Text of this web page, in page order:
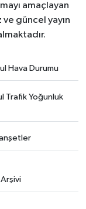
amaçlayan
güncel yayın
Hava Durumu
Trafik Yoğunluk